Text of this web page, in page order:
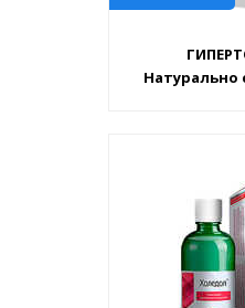
Натурально